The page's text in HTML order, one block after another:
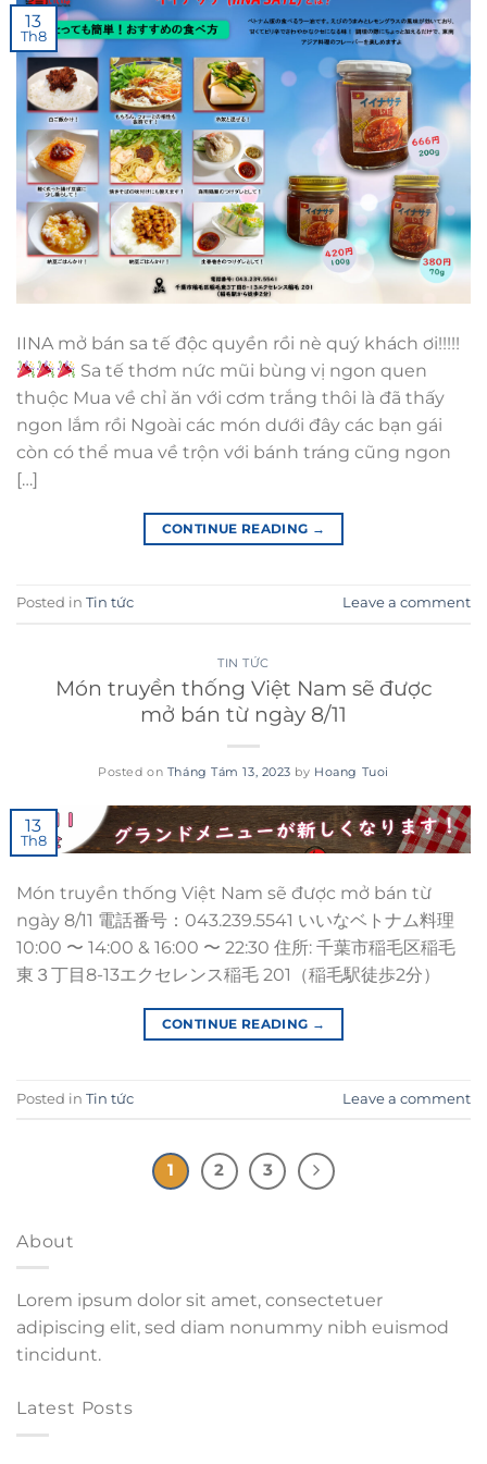
13
Th8
IINA mở bán sa tế độc quyền rồi nè quý khách ơi!!!!!
Sa tế thơm nức mũi bùng vị ngon quen
thuộc Mua về chỉ ăn với cơm trắng thôi là đã thấy
ngon lắm rồi Ngoài các món dưới đây các bạn gái
còn có thể mua về trộn với bánh tráng cũng ngon
[…]
CONTINUE READING →
Posted in Tin tức Leave a comment
TIN TỨC
Món truyền thống Việt Nam sẽ được
mở bán từ ngày 8/11
Posted on Tháng Tám 13, 2023 by Hoang Tuoi
13
Th8
Món truyền thống Việt Nam sẽ được mở bán từ
ngày 8/11 電話番号：043.239.5541 いいなベトナム料理
10:00 〜 14:00 & 16:00 〜 22:30 住所: 千葉市稲毛区稲毛
東３丁目8-13エクセレンス稲毛 201（稲毛駅徒歩2分）
CONTINUE READING →
Posted in Tin tức Leave a comment
1 2 3
About
Lorem ipsum dolor sit amet, consectetuer
adipiscing elit, sed diam nonummy nibh euismod
tincidunt.
Latest Posts